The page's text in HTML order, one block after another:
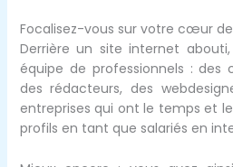
Focalisez-vous sur votre cœur
Derrière un site internet
équipe de professionnels : des
des rédacteurs, des
entreprises qui ont le temps et
profils en tant que salariés en